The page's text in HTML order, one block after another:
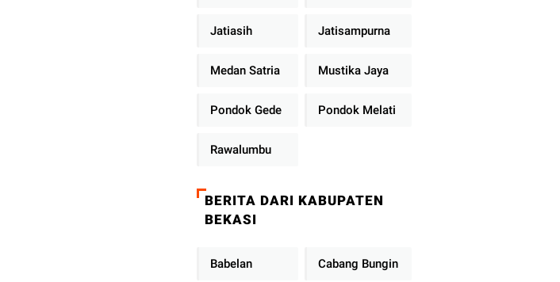
Jatiasih Jatisampurna
Medan Satria Mustika Jaya
Pondok Gede Pondok Melati
Rawalumbu
BERITA DARI KABUPATEN
BEKASI
Babelan Cabang Bungin